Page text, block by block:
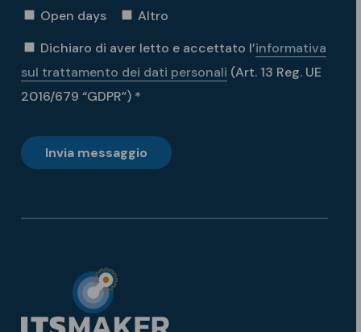
Open days
Altro
Dichiaro di aver letto e accettato l’informativa
sul trattamento dei dati personali (Art. 13 Reg. UE
2016/679 “GDPR”) *